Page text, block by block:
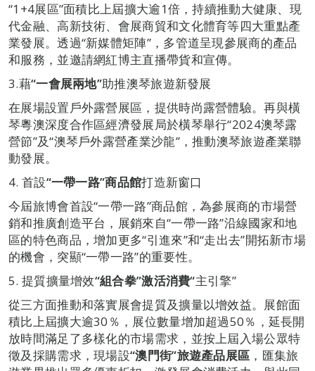
“1+4展區”面積比上屆擴大逾1倍，持續推動大健康、現
代金融、高新技術、會展商貿和文化體育等四大重點產
業發展。透過“新媒體矩陣”，多管道呈現參展商的產品
和服務，並邀請網紅博主直播帶貨和宣傳。
3.藉“一會展兩地”助推澳琴旅遊新發展
在展場設置戶外露營展區，提供時尚露營體驗。再與橫
琴粵澳深度合作區經濟發展局於橫琴舉行“2024澳琴露
營節”及“澳琴戶外露營產業沙龍”，推動澳琴旅遊產業聯
動發展。
4. 首設“一帶一路”商品館打造新窗口
今屆旅博會首設“一帶一路”商品館，為參展商的市場營
銷和推廣創造平台，展銷來自“一帶一路”沿線國家和地
區的特色商品，增加更多“引進來”和“走出去”開拓新市場
的機會，突顯“一帶一路”的重要性。
5. 提質擴量增效“組合拳”激活消費“主引擎”
從三方面推動和落實展會提質及擴量以增效益。展館面
積比上屆擴大逾30％，展位數量增加超過50％，延長開
放時間滿足了多樣化的市場需求，並按上屆入場公眾特
徵及採購需求，現場設“澳門街”旅遊產品展區 ，匯集旅